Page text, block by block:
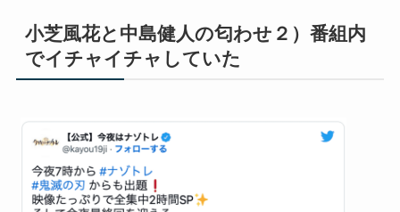
小芝風花と中島健人の匂わせ２）番組内
でイチャイチャしていた